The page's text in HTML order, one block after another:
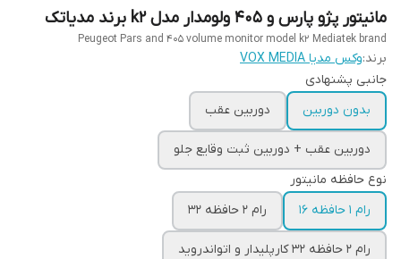
مانیتور پژو پارس و 405 ولومدار مدل k2 برند مدیاتک
Peugeot Pars and 405 volume monitor model k2 Mediatek brand
برند:وکس مدیا VOX MEDIA
جانبی پشنهادی
بدون دوربین
دوربین عقب
دوربین عقب + دوربین ثبت وقایع جلو
نوع حافظه مانیتور
رام ۱ حافظه ۱۶
رام ۲ حافظه ۳۲
رام ۲ حافظه ۳۲ کارپلیدار و اتواندروید